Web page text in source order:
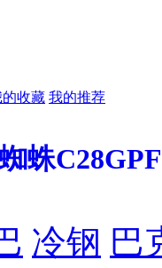
的收藏 我的推荐
冷钢 巴